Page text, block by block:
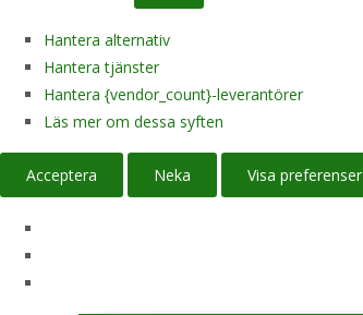
Hantera alternativ
Hantera tjänster
Hantera {vendor_count}-leverantörer
Läs mer om dessa syften
Acceptera Neka Visa preferenser